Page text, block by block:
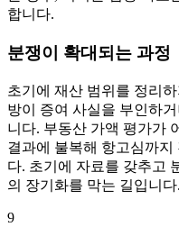
합니다.
분쟁이 확대되는 과정
초기에 재산 범위를 정리
방이 증여 사실을 부인하
니다. 부동산 가액 평가가
결과에 불복해 항고심까지
다. 초기에 자료를 갖추고
의 장기화를 막는 길입니다.
9